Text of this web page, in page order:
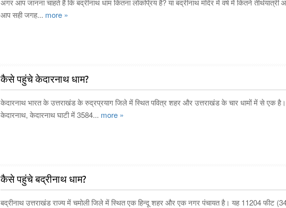
अगर आप जानना चाहते हैं कि बद्रीनाथ धाम कितना लोकप्रिय है? या बद्रीनाथ मंदिर में वर्ष में कितने तीर्थयात्री
आप सही जगह... more »
कैसे पहुंचे केदारनाथ धाम?
केदारनाथ भारत के उत्तराखंड के रुद्रप्रयाग जिले में स्थित पवित्र शहर और उत्तराखंड के चार धामों में से एक है।
केदारनाथ, केदारनाथ घाटी में 3584... more »
कैसे पहुंचे बद्रीनाथ धाम?
बद्रीनाथ उत्तराखंड राज्य में चमोली जिले में स्थित एक हिन्दू शहर और एक नगर पंचायत है। यह 11204 फीट